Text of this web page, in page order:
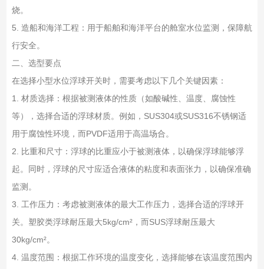
烧。
5. 造船和海洋工程：用于船舶和海洋平台的舱室水位监测，保障航
行安全。
二、选型要点
在选择小型水位浮球开关时，需要考虑以下几个关键因素：
1. 材质选择：根据被测液体的性质（如酸碱性、温度、腐蚀性
等），选择合适的浮球材质。例如，SUS304或SUS316不锈钢适
用于腐蚀性环境，而PVDF适用于高温场合。
2. 比重和尺寸：浮球的比重应小于被测液体，以确保浮球能够浮
起。同时，浮球的尺寸应适合液体的粘度和表面张力，以确保准确
监测。
3. 工作压力：考虑被测液体的最大工作压力，选择合适的浮球开
关。塑胶类浮球耐压最大5kg/cm²，而SUS浮球耐压最大
30kg/cm²。
4. 温度范围：根据工作环境的温度变化，选择能够在该温度范围内